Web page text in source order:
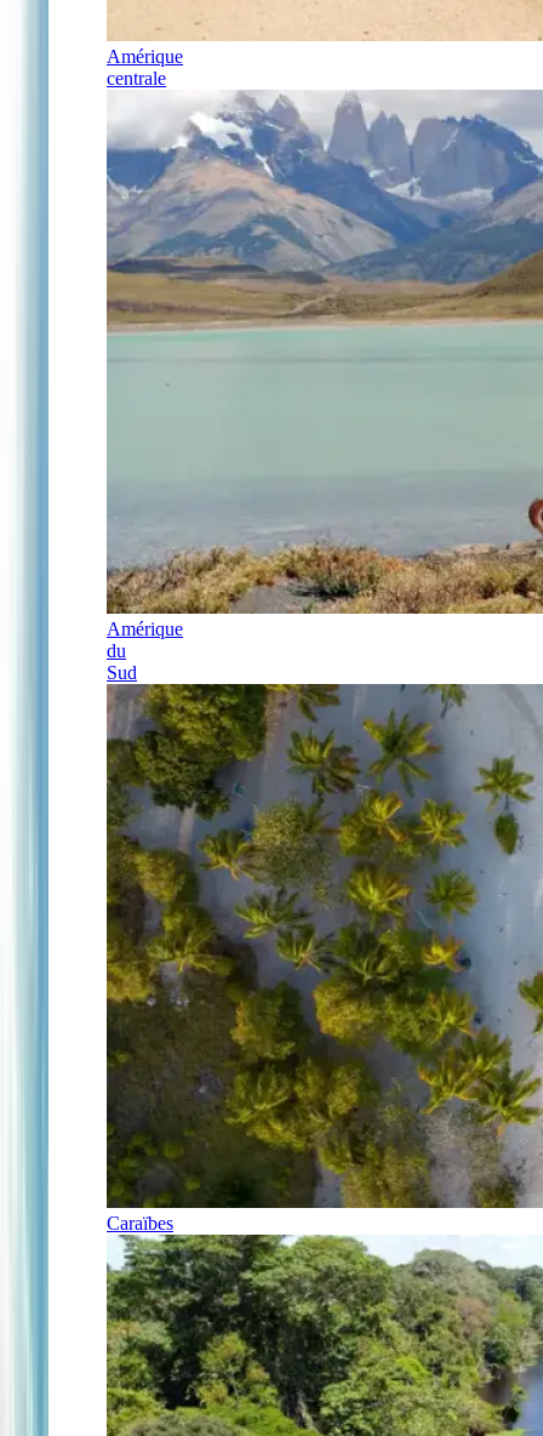
Amérique
centrale
Amérique
du
Sud
Caraïbes